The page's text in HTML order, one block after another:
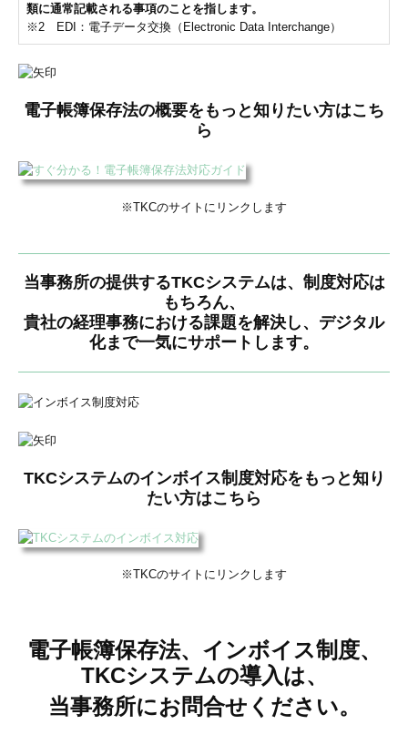
類に通常記載される事項のことを指します。
※2 EDI：電子データ交換（Electronic Data Interchange）
電子帳簿保存法の概要をもっと知りたい方はこち
ら
※TKCのサイトにリンクします
当事務所の提供するTKCシステムは、制度対応は
もちろん、
貴社の経理事務における課題を解決し、デジタル
化まで一気にサポートします。
TKCシステムのインボイス制度対応をもっと知り
たい方はこちら
※TKCのサイトにリンクします
電子帳簿保存法、インボイス制度、
TKCシステムの導入は、
当事務所にお問合せください。